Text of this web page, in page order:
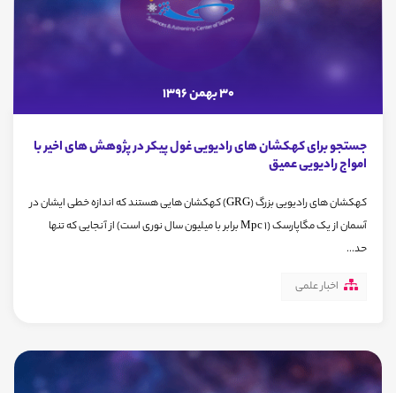
30 بهمن 1396
جستجو برای کهکشان های رادیویی غول پیکر در پژوهش های اخیر با
امواج رادیویی عمیق
کهکشان های رادیویی بزرگ (GRG) کهکشان هایی هستند که اندازه خطی ایشان در
آسمان از یک مگاپارسک (1 Mpc برابر با میلیون سال نوری است) از آنجایی که تنها
حد...
اخبار علمی